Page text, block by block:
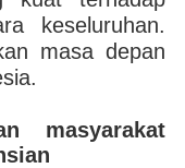
keseluruhan.
masa depan
masyarakat